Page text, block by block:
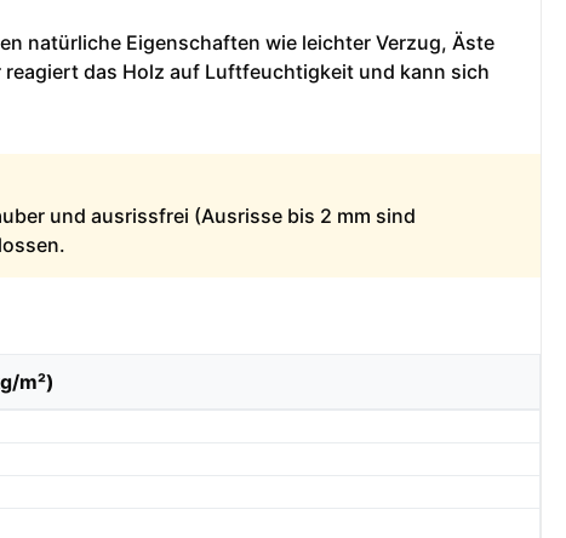
natürliche Eigenschaften wie leichter Verzug, Äste
das Holz auf Luftfeuchtigkeit und kann sich
und ausrissfrei (Ausrisse bis 2 mm sind
m²)